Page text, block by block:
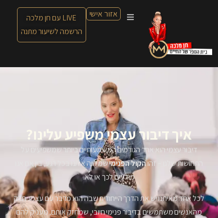
אזור אישי
LIVE עם חן מלכה
הרשמה לשיעור מתנה
איך דיבור עצמי משפיע עלינו?
דיבור עצמי הוא אחד הגורמים המשמעותיים ביותר שמשפיעים על
התחושות שלנו – זהוהקול הפנימישמלווה אותנו בכל רגע, בין אם אנו
מודעים לכך או לא.
לכל אחד מאיתנו יש את הדרך הייחודית שבה הוא מדבר עם עצמו. חלק
מהאנשים משתמשים בדיבור פנימי חיובי, שמחזק אותם, מעניק להם